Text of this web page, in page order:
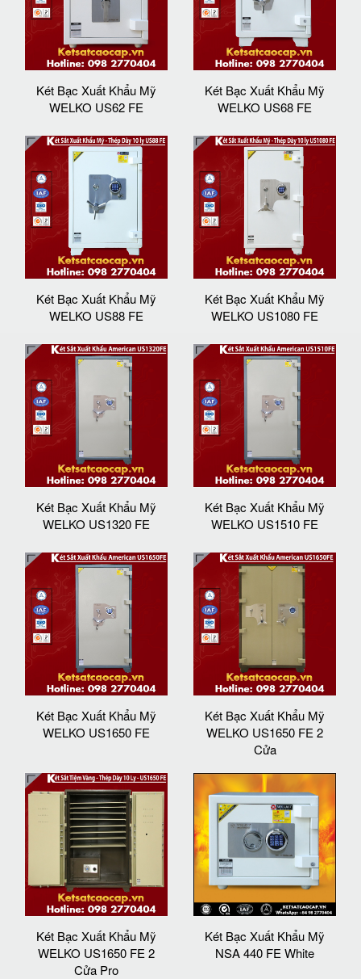
Két Bạc Xuất Khẩu Mỹ
WELKO US62 FE
Két Bạc Xuất Khẩu Mỹ
WELKO US68 FE
Két Bạc Xuất Khẩu Mỹ
WELKO US88 FE
Két Bạc Xuất Khẩu Mỹ
WELKO US1080 FE
Két Bạc Xuất Khẩu Mỹ
WELKO US1320 FE
Két Bạc Xuất Khẩu Mỹ
WELKO US1510 FE
Két Bạc Xuất Khẩu Mỹ
WELKO US1650 FE
Két Bạc Xuất Khẩu Mỹ
WELKO US1650 FE 2
Cửa
Két Bạc Xuất Khẩu Mỹ
WELKO US1650 FE 2
Cửa Pro
Két Bạc Xuất Khẩu Mỹ
NSA 440 FE White